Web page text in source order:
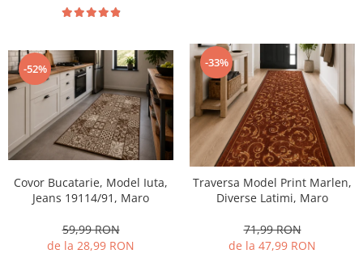
-52%
Covor Bucatarie, Model Iuta,
Jeans 19114/91, Maro
59,99 RON
de la 28,99 RON
-33%
Traversa Model Print Marlen,
Diverse Latimi, Maro
71,99 RON
de la 47,99 RON